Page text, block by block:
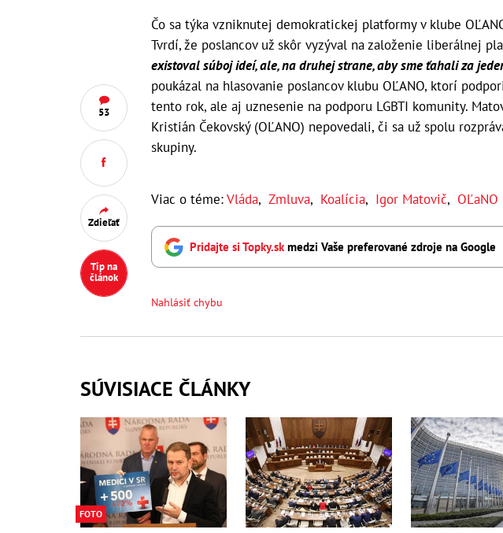
53
Zdieľať
Tip na
článok
Čo sa týka vzniknutej demokratickej platformy v klube
Tvrdí, že poslancov už skôr vyzýval na založenie liberálnej
existoval súboj ideí, ale, na druhej strane, aby sme ťahali za
poukázal na hlasovanie poslancov klubu OĽANO, ktorí
tento rok, ale aj uznesenie na podporu LGBTI komunity.
Kristián Čekovský (OĽANO) nepovedali, či sa už spolu
skupiny.
Viac o téme:Vláda, Zmluva, Koalícia, Igor Matovič, OĽaNO
Pridajte si Topky.skmedzi Vaše preferované zdroje na Google
Nahlásiť chybu
SÚVISIACE ČLÁNKY
FOTO